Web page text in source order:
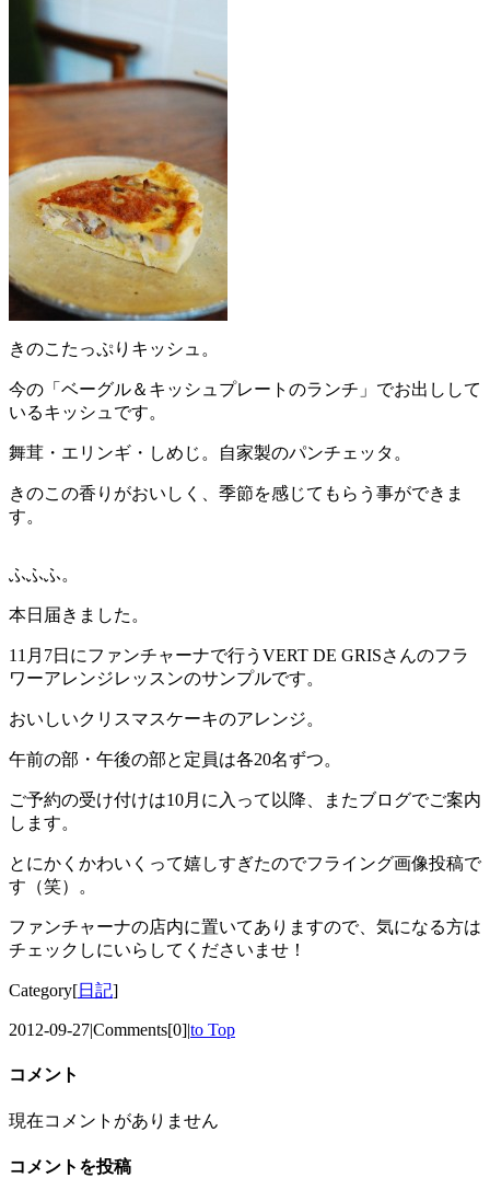
きのこたっぷりキッシュ。
今の「ベーグル＆キッシュプレートのランチ」でお出しして
いるキッシュです。
舞茸・エリンギ・しめじ。自家製のパンチェッタ。
きのこの香りがおいしく、季節を感じてもらう事ができま
す。
ふふふ。
本日届きました。
11月7日にファンチャーナで行うVERT DE GRISさんのフラ
ワーアレンジレッスンのサンプルです。
おいしいクリスマスケーキのアレンジ。
午前の部・午後の部と定員は各20名ずつ。
ご予約の受け付けは10月に入って以降、またブログでご案内
します。
とにかくかわいくって嬉しすぎたのでフライング画像投稿で
す（笑）。
ファンチャーナの店内に置いてありますので、気になる方は
チェックしにいらしてくださいませ！
Category[日記]
2012-09-27|Comments[0]|to Top
コメント
現在コメントがありません
コメントを投稿